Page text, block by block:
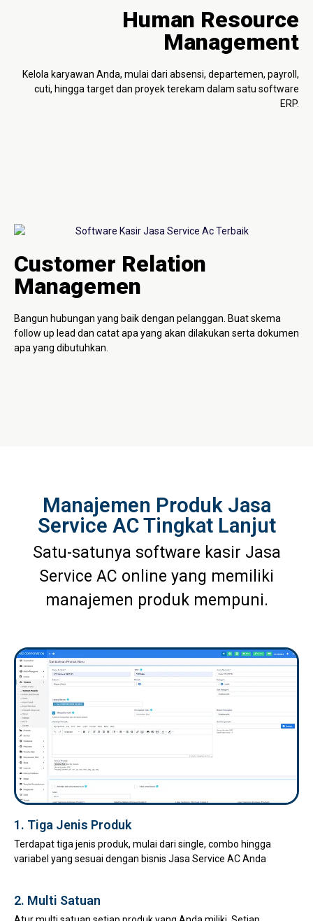
Human Resource
Management
Kelola karyawan Anda, mulai dari absensi, departemen, payroll,
cuti, hingga target dan proyek terekam dalam satu software
ERP.
Customer Relation
Managemen
Bangun hubungan yang baik dengan pelanggan. Buat skema
follow up lead dan catat apa yang akan dilakukan serta dokumen
apa yang dibutuhkan.
Manajemen Produk Jasa
Service AC Tingkat Lanjut
Satu-satunya software kasir Jasa
Service AC online yang memiliki
manajemen produk mempuni.
1. Tiga Jenis Produk
Terdapat tiga jenis produk, mulai dari single, combo hingga
variabel yang sesuai dengan bisnis Jasa Service AC Anda
2. Multi Satuan